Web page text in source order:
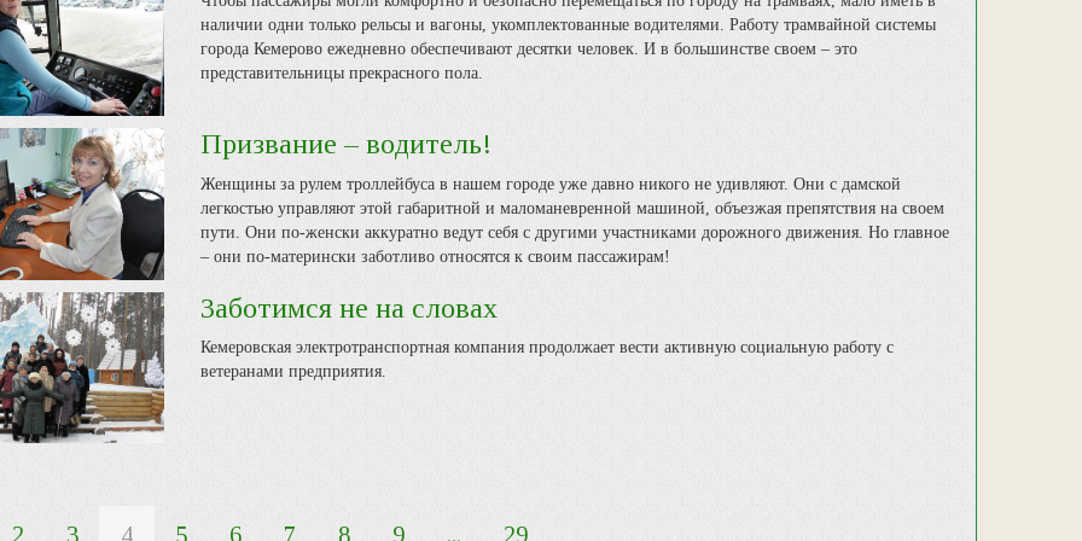
наличии одни только рельсы и вагоны, укомплектованные водителями. Работу трамвайной системы
города Кемерово ежедневно обеспечивают десятки человек. И в большинстве своем – это
представительницы прекрасного пола.
Призвание – водитель!
Женщины за рулем троллейбуса в нашем городе уже давно никого не удивляют. Они с дамской
легкостью управляют этой габаритной и маломаневренной машиной, объезжая препятствия на своем
пути. Они по-женски аккуратно ведут себя с другими участниками дорожного движения. Но главное
– они по-матерински заботливо относятся к своим пассажирам!
Заботимся не на словах
Кемеровская электротранспортная компания продолжает вести активную социальную работу с
ветеранами предприятия.
2 3 4 5 6 7 8 9 ... 29